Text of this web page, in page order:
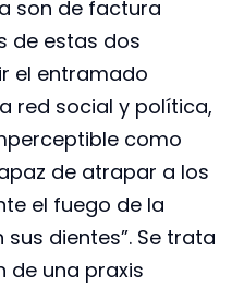
son de factura
de estas dos
el entramado
red social y política,
como
de atrapar a los
el fuego de la
dientes”. Se trata
de una praxis